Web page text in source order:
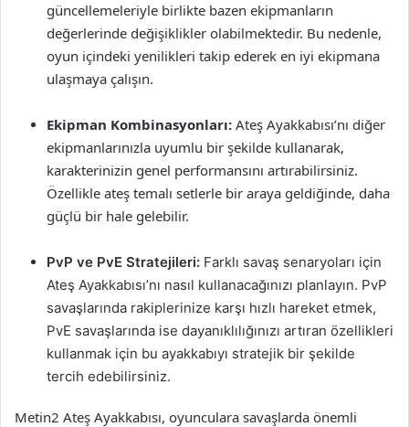
güncellemeleriyle birlikte bazen ekipmanların
değerlerinde değişiklikler olabilmektedir. Bu nedenle,
oyun içindeki yenilikleri takip ederek en iyi ekipmana
ulaşmaya çalışın.
Ekipman Kombinasyonları: Ateş Ayakkabısı’nı diğer
ekipmanlarınızla uyumlu bir şekilde kullanarak,
karakterinizin genel performansını artırabilirsiniz.
Özellikle ateş temalı setlerle bir araya geldiğinde, daha
güçlü bir hale gelebilir.
PvP ve PvE Stratejileri: Farklı savaş senaryoları için
Ateş Ayakkabısı’nı nasıl kullanacağınızı planlayın. PvP
savaşlarında rakiplerinize karşı hızlı hareket etmek,
PvE savaşlarında ise dayanıklılığınızı artıran özellikleri
kullanmak için bu ayakkabıyı stratejik bir şekilde
tercih edebilirsiniz.
Metin2 Ateş Ayakkabısı, oyunculara savaşlarda önemli